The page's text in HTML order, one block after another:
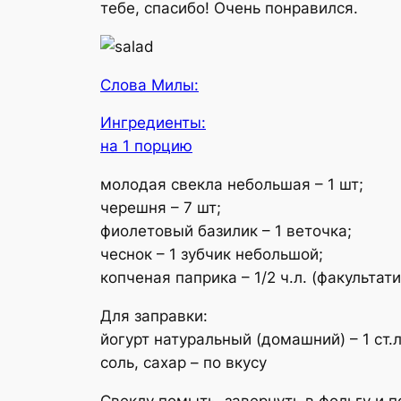
тебе, спасибо! Очень понравился.
Слова Милы:
Ингредиенты:
на 1 порцию
молодая свекла небольшая – 1 шт;
черешня – 7 шт;
фиолетовый базилик – 1 веточка;
чеснок – 1 зубчик небольшой;
копченая паприка – 1/2 ч.л.
Для заправки:
йогурт натуральный (домашний) – 1
соль, сахар – по вкусу